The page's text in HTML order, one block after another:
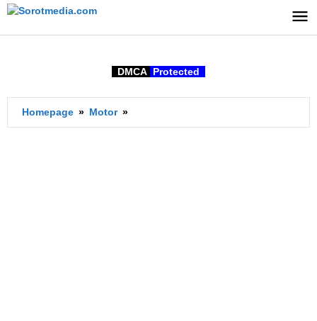
Lewati
konten
DMCA Protected
Homepage » Motor »
Ban